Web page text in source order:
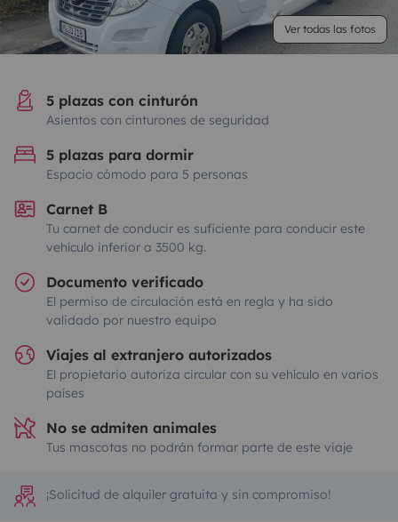
Ver todas las fotos
5 plazas con cinturón
Asientos con cinturones de seguridad
5 plazas para dormir
Espacio cómodo para 5 personas
Carnet B
Tu carnet de conducir es suficiente para conducir este
vehículo inferior a 3500 kg.
Documento verificado
El permiso de circulación está en regla y ha sido
validado por nuestro equipo
Viajes al extranjero autorizados
El propietario autoriza circular con su vehículo en varios
países
No se admiten animales
Tus mascotas no podrán formar parte de este viaje
¡Solicitud de alquiler gratuita y sin compromiso!